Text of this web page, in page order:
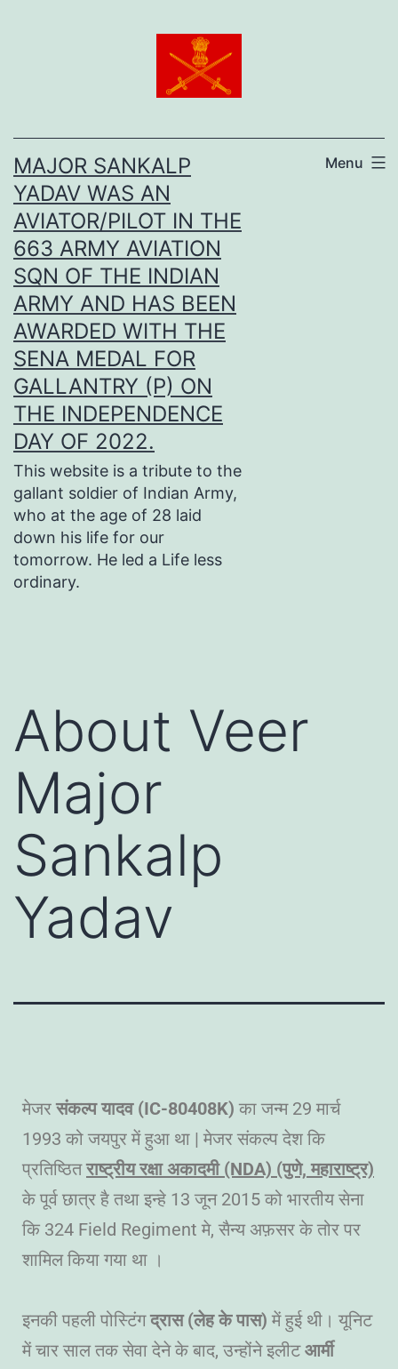
MAJOR SANKALP
YADAV WAS AN
AVIATOR/PILOT IN THE
663 ARMY AVIATION
SQN OF THE INDIAN
ARMY AND HAS BEEN
AWARDED WITH THE
SENA MEDAL FOR
GALLANTRY (P) ON
THE INDEPENDENCE
DAY OF 2022.
This website is a tribute to the
gallant soldier of Indian Army,
who at the age of 28 laid
down his life for our
tomorrow. He led a Life less
ordinary.
Menu
About Veer
Major
Sankalp
Yadav
मेजर संकल्प यादव (IC-80408K) का जन्म 29 मार्च
1993 को जयपुर में हुआ था | मेजर संकल्प देश कि
प्रतिष्ठितराष्ट्रीय रक्षा अकादमी (NDA) (पुणे, महाराष्ट्र)
के पूर्व छात्र है तथा इन्हे 13 जून 2015 को भारतीय सेना
कि 324 Field Regiment मे, सैन्य अफ़सर के तोर पर
शामिल किया गया था ।
इनकी पहली पोस्टिंगद्रास (लेह के पास) में हुई थी। यूनिट
में चार साल तक सेवा देने के बाद, उन्होंने इलीटआर्मी